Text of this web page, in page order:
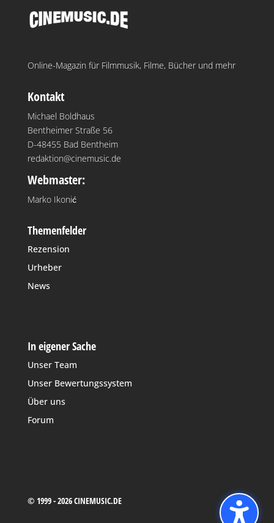
Online-Magazin für Filmmusik, Filme, Bücher und mehr
Kontakt
Michael Boldhaus
Bentheimer Straße 56
D-48455 Bad Bentheim
redaktion@cinemusic.de
Webmaster:
Marko Ikonić
Themenfelder
Rezension
Urheber
News
In eigener Sache
Unser Team
Unser Bewertungssystem
Über uns
Forum
© 1999 - 2026 CINEMUSIC.DE